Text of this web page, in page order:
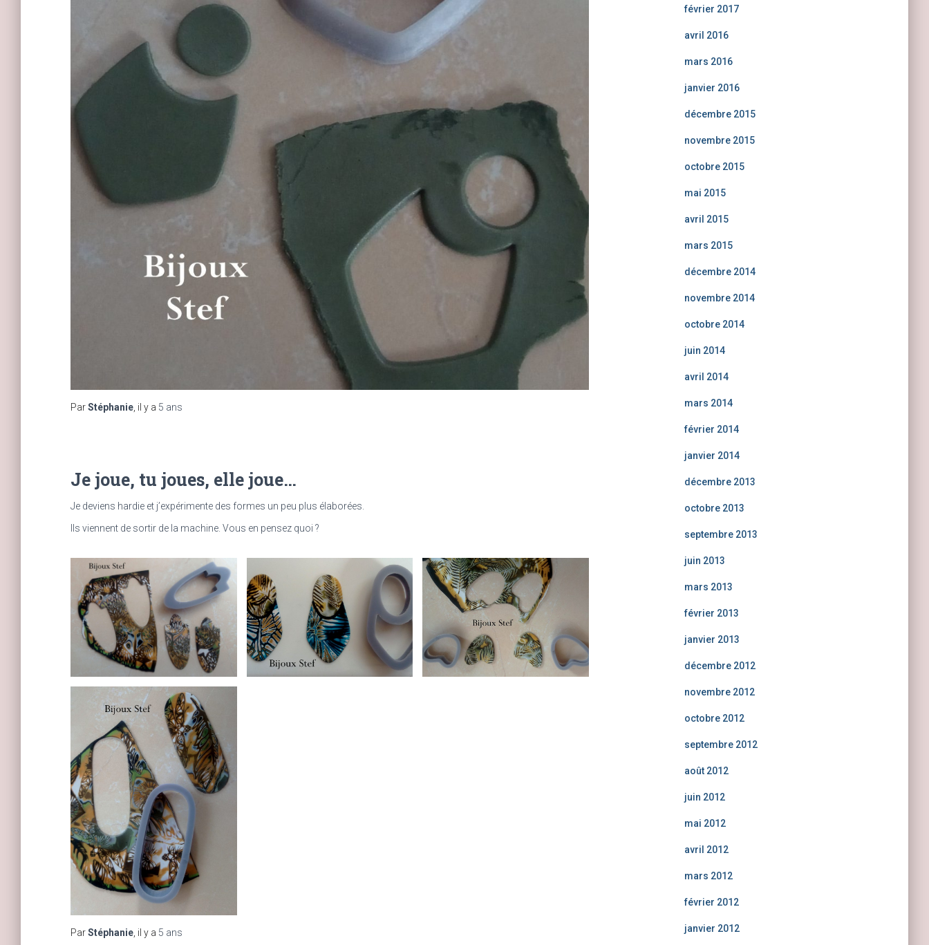
ParStéphanie , il y a 5 ans
Je joue, tu joues, elle joue…
Je deviens hardie et j’expérimente des formes un peu plus élaborées.
Ils viennent de sortir de la machine. Vous en pensez quoi ?
ParStéphanie , il y a 5 ans
février 2017
avril 2016
mars 2016
janvier 2016
décembre 2015
novembre 2015
octobre 2015
mai 2015
avril 2015
mars 2015
décembre 2014
novembre 2014
octobre 2014
juin 2014
avril 2014
mars 2014
février 2014
janvier 2014
décembre 2013
octobre 2013
septembre 2013
juin 2013
mars 2013
février 2013
janvier 2013
décembre 2012
novembre 2012
octobre 2012
septembre 2012
août 2012
juin 2012
mai 2012
avril 2012
mars 2012
février 2012
janvier 2012